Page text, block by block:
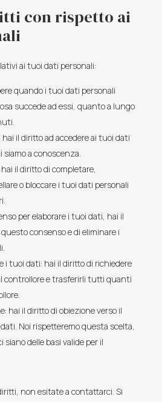
con rispetto ai
ai tuoi dati personali:
quando i tuoi dati personali
succede ad essi, quanto a lungo
hai il diritto ad accedere ai tuoi dati
siamo a conoscenza.
il diritto di completare,
o bloccare i tuoi dati personali
per elaborare i tuoi dati, hai il
consenso e di eliminare i
i tuoi dati: hai il diritto di richiedere
controllore e trasferirli tutti quanti
hai il diritto di obiezione verso il
Noi rispetteremo questa scelta,
siano delle basi valide per il
non esitate a contattarci. Si